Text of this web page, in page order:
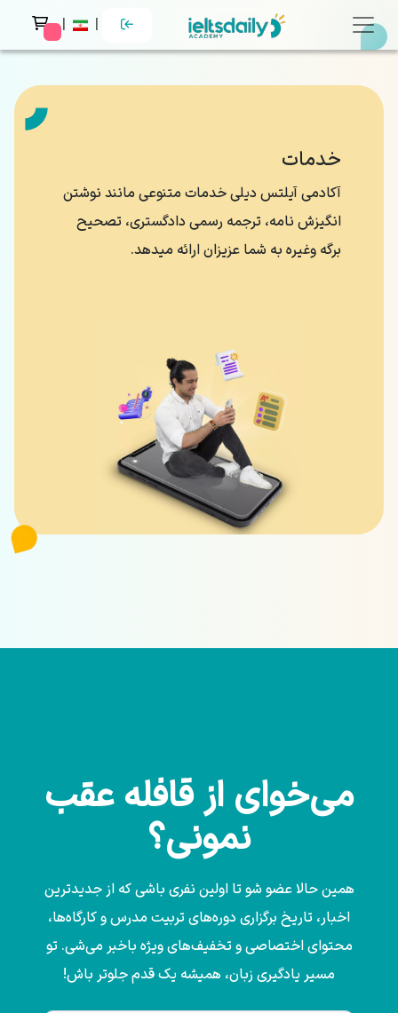
|
|
خدمات
آکادمی آیلتس دیلی خدمات متنوعی مانند نوشتن
انگیزش نامه، ترجمه رسمی دادگستری، تصحیح
برگه وغیره به شما عزیزان ارائه میدهد.
می‌خوای از قافله عقب
نمونی؟
همین حالا عضو شو تا اولین نفری باشی که از جدیدترین
اخبار، تاریخ برگزاری دوره‌های تربیت مدرس و کارگاه‌ها،
محتوای اختصاصی و تخفیف‌های ویژه باخبر می‌شی. تو
مسیر یادگیری زبان، همیشه یک قدم جلوتر باش!